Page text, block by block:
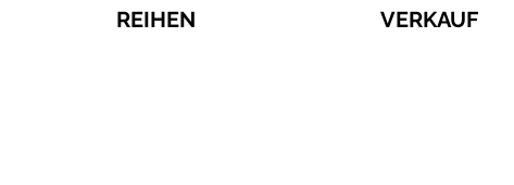
REIHEN VERKAUF